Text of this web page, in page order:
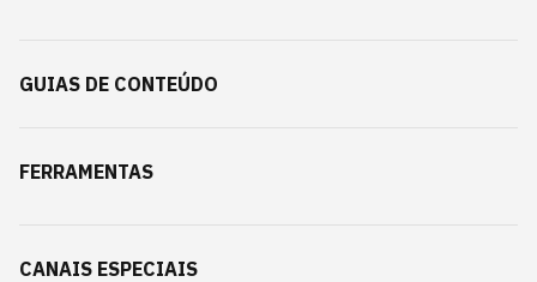
GUIAS DE CONTEÚDO
FERRAMENTAS
CANAIS ESPECIAIS